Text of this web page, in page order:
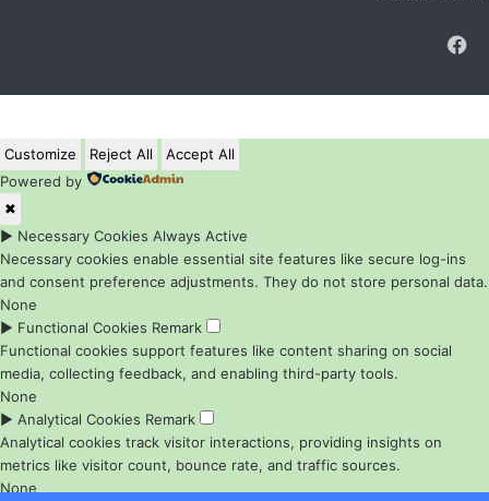
Customize Reject All
Accept All
Powered by
✖
► Necessary Cookies Always Active
Necessary cookies enable essential site features like secure log-ins
and consent preference adjustments. They do not store personal data.
None
► Functional Cookies Remark
Functional cookies support features like content sharing on social
media, collecting feedback, and enabling third-party tools.
None
► Analytical Cookies Remark
Analytical cookies track visitor interactions, providing insights on
metrics like visitor count, bounce rate, and traffic sources.
None